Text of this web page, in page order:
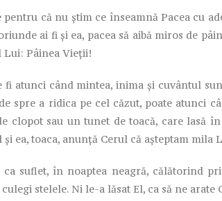
că nu știm ce înseamnă Pacea cu
ai fi și ea, pacea să aibă miros de
Lui: Pâinea Vieții!
atunci când mintea, inima și cuvântul
spre a ridica pe cel căzut, poate atunci
clopot sau un tunet de toacă, care lasă
ea, toaca, anunță Cerul că așteptam mila
suflet, în noaptea neagră, călătorind
stelele. Ni le-a lăsat El, ca să ne arate